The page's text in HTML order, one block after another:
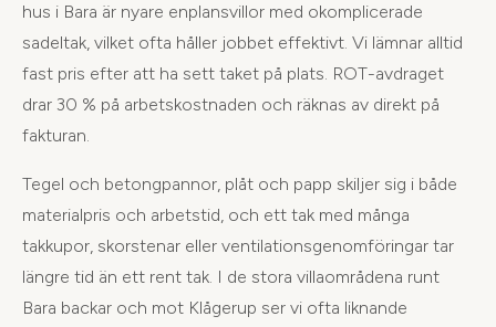
hus i Bara är nyare enplansvillor med okomplicerade
sadeltak, vilket ofta håller jobbet effektivt. Vi lämnar alltid
fast pris efter att ha sett taket på plats. ROT-avdraget
drar 30 % på arbetskostnaden och räknas av direkt på
fakturan.
Tegel och betongpannor, plåt och papp skiljer sig i både
materialpris och arbetstid, och ett tak med många
takkupor, skorstenar eller ventilationsgenomföringar tar
längre tid än ett rent tak. I de stora villaområdena runt
Bara backar och mot Klågerup ser vi ofta liknande